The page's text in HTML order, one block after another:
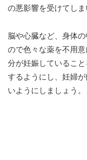
の悪影響を受けてしま
脳や心臓など、身体
ので色々な薬を不用
分が妊娠しているこ
するようにし、妊婦
いようにしましょう。